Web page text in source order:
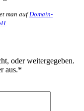
man auf Domain-
.
oder weitergegeben.
aus.*